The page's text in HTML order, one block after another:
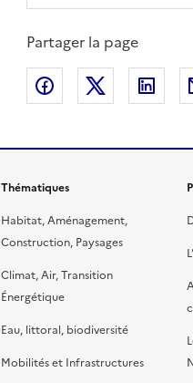
Partager la page
Partager surPartager
Thématiques
Habitat, Aménagement,
Construction, Paysages
Climat, Air, Transition
Énergétique
Eau, littoral, biodiversité
Mobilités et Infrastructures